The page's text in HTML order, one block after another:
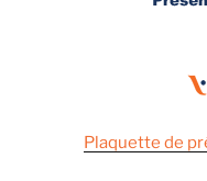
Plaquette de